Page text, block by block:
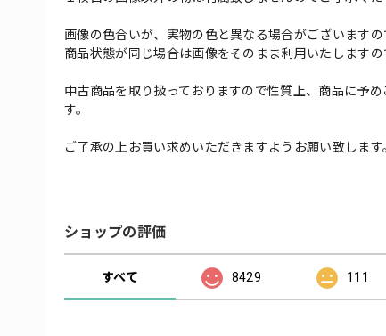
画像の色合いが、実物の色と異なる場合がございますの
商品状態が同じ場合は画像をそのまま利用いたしますの
中古商品を取り扱っておりますので性質上、商品に予
す。
ご了承の上お買い求めいただきますようお願い致します
ショップの評価
すべて 8429 111